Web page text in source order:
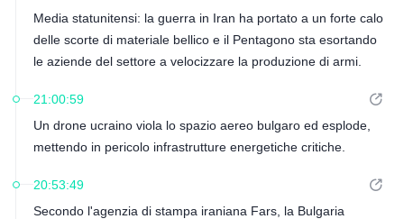
Media statunitensi: la guerra in Iran ha portato a un forte calo
delle scorte di materiale bellico e il Pentagono sta esortando
le aziende del settore a velocizzare la produzione di armi.
21:00:59
Un drone ucraino viola lo spazio aereo bulgaro ed esplode,
mettendo in pericolo infrastrutture energetiche critiche.
20:53:49
Secondo l'agenzia di stampa iraniana Fars, la Bulgaria